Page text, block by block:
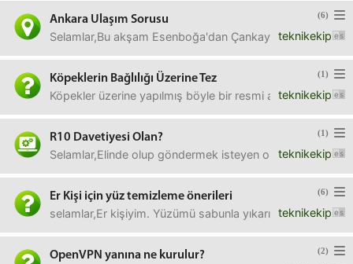
(6)
Ankara Ulaşım Sorusu
teknikekip
Selamlar,Bu akşam Esenboğa'dan Çankaya'ya (Kurtuluş
(1)
Köpeklerin Bağlılığı Üzerine Tez
teknikekip
Köpekler üzerine yapılmış böyle bir resmi araştırma
(1)
R10 Davetiyesi Olan?
teknikekip
Selamlar,Elinde olup göndermek isteyen olursa
(6)
Er Kişi için yüz temizleme önerileri
teknikekip
selamlar,Er kişiyim. Yüzümü sabunla yıkarım ama artık
(2)
OpenVPN yanına ne kurulur?